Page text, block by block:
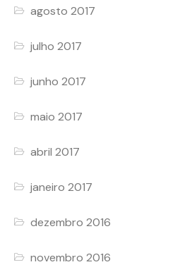
agosto 2017
julho 2017
junho 2017
maio 2017
abril 2017
janeiro 2017
dezembro 2016
novembro 2016